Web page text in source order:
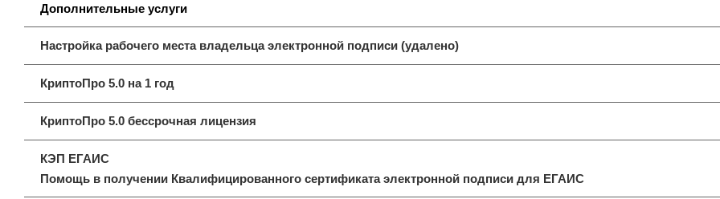
Дополнительные услуги
Настройка рабочего места владельца электронной подписи (удалено)
КриптоПро 5.0 на 1 год
КриптоПро 5.0 бессрочная лицензия
КЭП ЕГАИС
Помощь в получении Квалифицированного сертификата электронной подписи для ЕГАИС